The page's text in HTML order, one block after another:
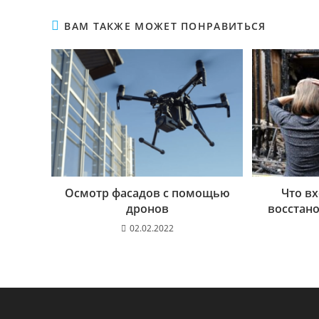
ВАМ ТАКЖЕ МОЖЕТ ПОНРАВИТЬСЯ
Осмотр фасадов с помощью
дронов
02.02.2022
Что